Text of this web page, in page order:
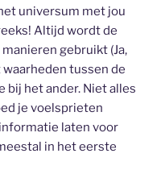
universum met jou
Altijd wordt de
manieren gebruikt (Ja,
tussen de
bij het ander. Niet alles
je voelsprieten
laten voor
in het eerste